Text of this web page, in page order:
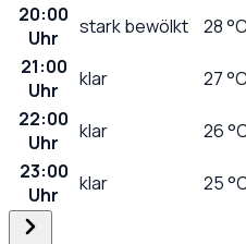
20:00
Uhr
stark bewölkt 28°C
21:00
Uhr
klar 27°C
22:00
Uhr
klar 26
23:00
Uhr
klar 25